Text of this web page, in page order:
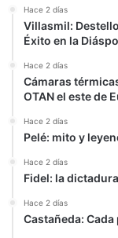
Hace 2 días
Villasmil:
Éxito en la
Hace 2 días
Cámaras
OTAN el este de
Hace 2 días
Pelé: mito y
Hace 2 días
Fidel: la
Hace 2 días
Castañeda: